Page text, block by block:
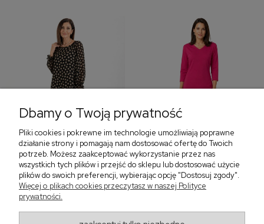
Sukienka z falbaną i
bufiastym rękawem w
Sukienka z dekoltem w
299,00 zł
‹
Dbamy o Twoją prywatność
Pliki cookies i pokrewne im technologie umożliwiają poprawne
działanie strony i pomagają nam dostosować ofertę do Twoich
potrzeb. Możesz zaakceptować wykorzystanie przez nas
wszystkich tych plików i przejść do sklepu lub dostosować użycie
plików do swoich preferencji, wybierając opcję "Dostosuj zgody".
Więcej o plikach cookies przeczytasz w naszej Polityce
prywatności.